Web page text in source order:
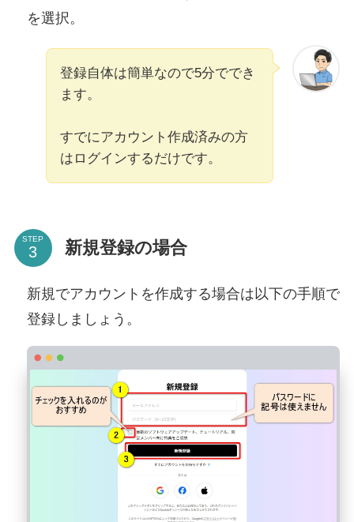
を選択。
登録自体は簡単なので5分ででき
ます。
すでにアカウント作成済みの方
はログインするだけです。
STEP 新規登録の場合
新規でアカウントを作成する場合は以下の手順で
登録しましょう。